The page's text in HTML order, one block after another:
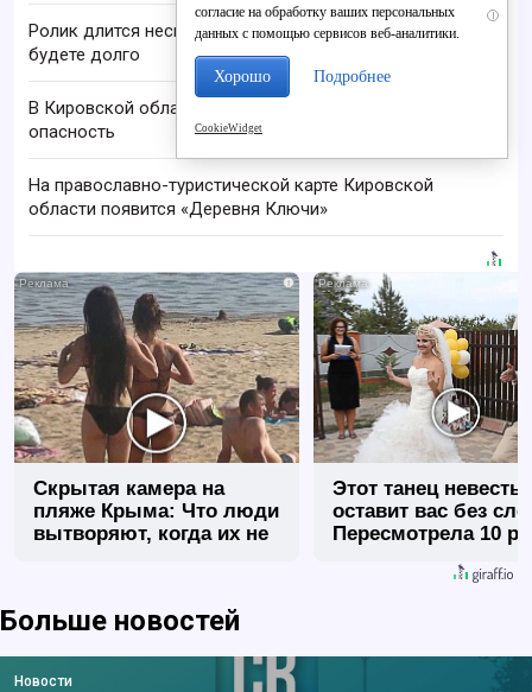
i
Ролик длится несколько секунд, а смеяться вы
будете долго
В Кировской области отменили ракетную
опасность
На православно-туристической карте Кировской
области появится «Деревня Ключи»
i
Скрытая камера на
пляже Крыма: Что люди
вытворяют, когда их не
Этот танец невесты
оставит вас без
Пересмотрела 10
Больше новостей
Новости
согласие на обработку ваших персональных
данных с помощью сервисов веб-аналитики.
Хорошо Подробнее
CookieWidget